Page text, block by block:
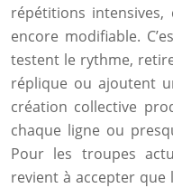
répétitions
encore modifiable.
testent le rythme,
réplique ou ajoutent
création collective
chaque ligne ou
Pour les troupes
revient à accepter